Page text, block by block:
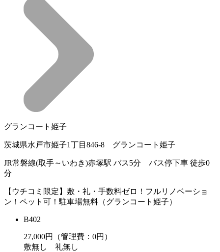
グランコート姫子
茨城県水戸市姫子1丁目846-8 グランコート姫子
JR常磐線(取手～いわき)赤塚駅 バス5分 バス停下車 徒歩0
分
【ウチコミ限定】敷・礼・手数料ゼロ！フルリノベーショ
ン！ペット可！駐車場無料（グランコート姫子）
B402
27,000円（管理費：0円）
敷無し 礼無し